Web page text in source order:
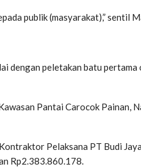
publik (masyarakat),” sentil
dengan peletakan batu pertama
Pantai Carocok Painan,
Pelaksana PT Budi
Rp2.383.860.178.